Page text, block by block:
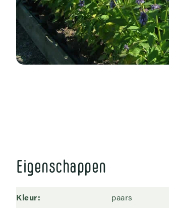
Eigenschappen
Kleur
paars